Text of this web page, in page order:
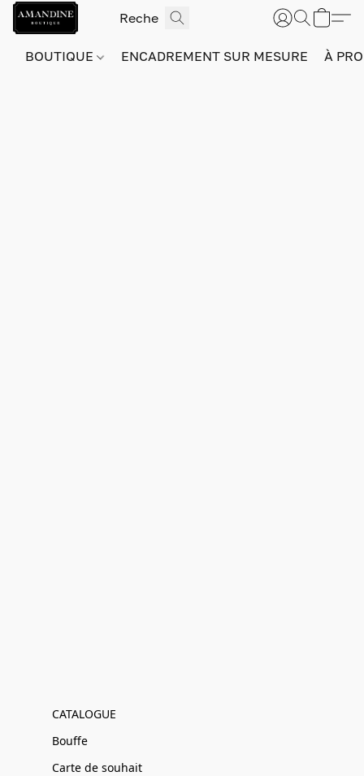
BOUTIQUE ENCADREMENT SUR MESURE À
CATALOGUE
Bouffe
Carte de souhait